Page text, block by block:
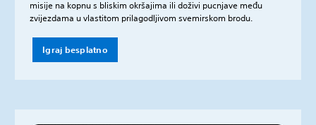
misije na kopnu s bliskim okršajima ili doživi pucnjave među
zvijezdama u vlastitom prilagodljivom svemirskom brodu.
Igraj besplatno